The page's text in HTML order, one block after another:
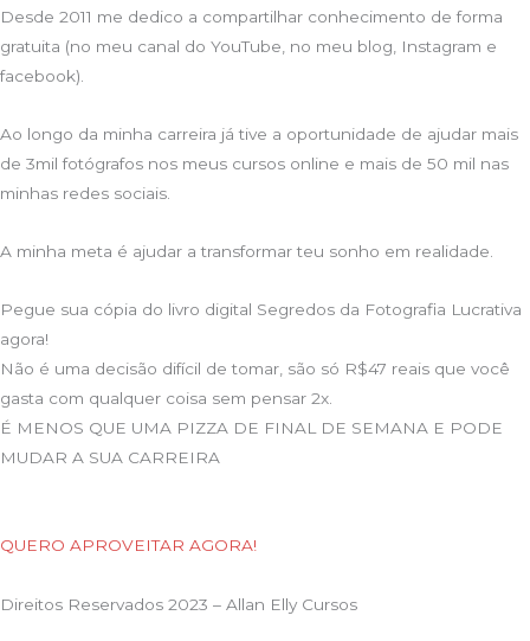
Desde 2011 me dedico a compartilhar conhecimento de forma
gratuita (no meu canal do YouTube, no meu blog, Instagram e
facebook).
Ao longo da minha carreira já tive a oportunidade de ajudar mais
de 3mil fotógrafos nos meus cursos online e mais de 50 mil nas
minhas redes sociais.
A minha meta é ajudar a transformar teu sonho em realidade.
Pegue sua cópia do livro digital Segredos da Fotografia Lucrativa
agora!
Não é uma decisão difícil de tomar, são só R$47 reais que você
gasta com qualquer coisa sem pensar 2x.
É MENOS QUE UMA PIZZA DE FINAL DE SEMANA E PODE
MUDAR A SUA CARREIRA
QUERO APROVEITAR AGORA!
Direitos Reservados 2023 – Allan Elly Cursos